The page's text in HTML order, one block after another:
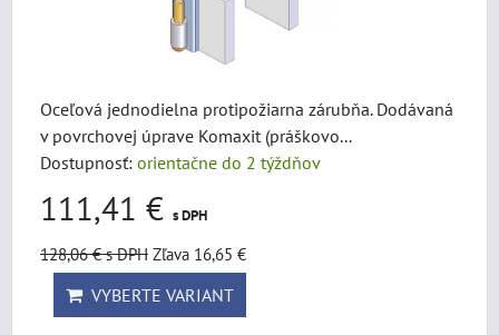
Oceľová jednodielna protipožiarna zárubňa. Dodávaná
v povrchovej úprave Komaxit (práškovo...
Dostupnosť: orientačne do 2 týždňov
111,41 € s DPH
128,06 €s DPH Zľava 16,65 €
VYBERTE VARIANT